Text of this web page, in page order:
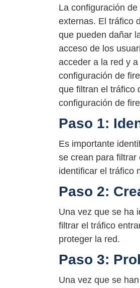
La configuración
externas. El tráfico
que pueden dañar
acceso de los
acceder a la red y
configuración de
que filtran el tráfico
configuración de
Paso 1:
Es importante
se crean para
identificar el tráfico
Paso 2:
Una vez que se ha
filtrar el tráfico
proteger la red.
Paso 3:
Una vez que se